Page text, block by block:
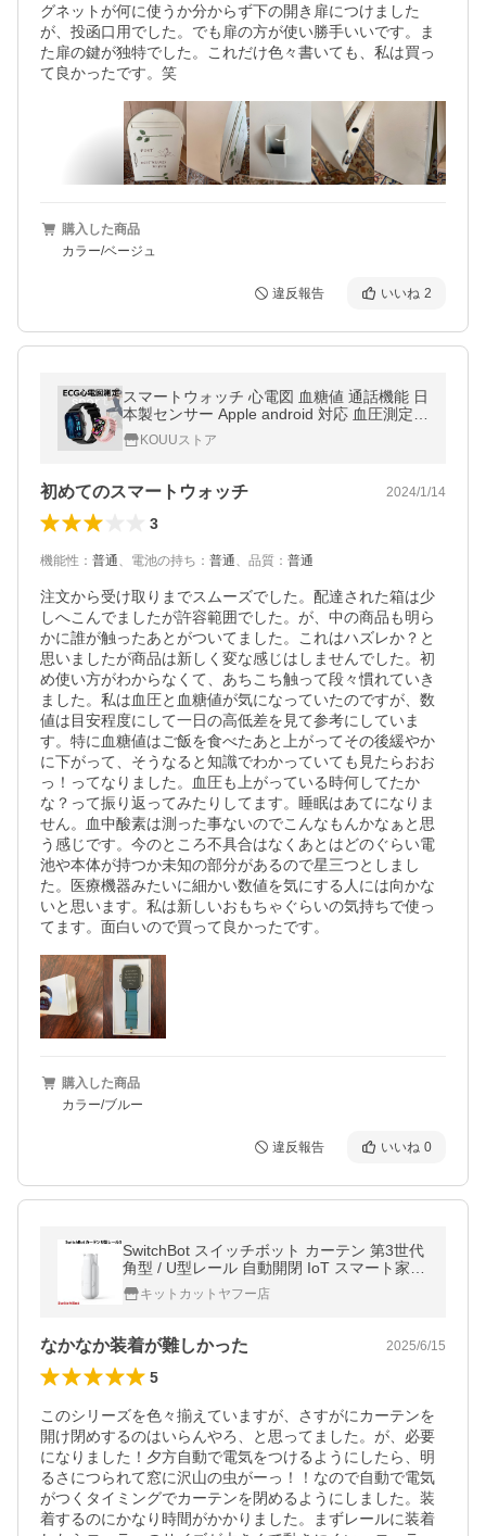
グネットが何に使うか分からず下の開き扉につけました
が、投函口用でした。でも扉の方が使い勝手いいです。ま
た扉の鍵が独特でした。これだけ色々書いても、私は買っ
購入した商品
カラー/ベージュ
違反報告 いいね 2
スマートウォッチ 心電図 血糖値 通話機能 日
本製センサー Apple android 対応 血圧測定
心拍数 血中酸素 日本語 メンズ レディース
KOUUストア
初めてのスマートウォッチ 2024/1/14
3
機能性 ： 普通、 電池の持ち ： 普通、 品質 ： 普通
注文から受け取りまでスムーズでした。配達された箱は少
しへこんでましたが許容範囲でした。が、中の商品も明ら
かに誰が触ったあとがついてました。これはハズレか？と
思いましたが商品は新しく変な感じはしませんでした。初
め使い方がわからなくて、あちこち触って段々慣れていき
ました。私は血圧と血糖値が気になっていたのですが、数
値は目安程度にして一日の高低差を見て参考にしていま
す。特に血糖値はご飯を食べたあと上がってその後緩やか
に下がって、そうなると知識でわかっていても見たらおお
っ！ってなりました。血圧も上がっている時何してたか
な？って振り返ってみたりしてます。睡眠はあてになりま
せん。血中酸素は測った事ないのでこんなもんかなぁと思
う感じです。今のところ不具合はなくあとはどのぐらい電
池や本体が持つか未知の部分があるので星三つとしまし
た。医療機器みたいに細かい数値を気にする人には向かな
いと思います。私は新しいおもちゃぐらいの気持ちで使っ
てます。面白いので買って良かったです。
購入した商品
カラー/ブルー
違反報告 いいね 0
SwitchBot スイッチボット カーテン 第3世代
角型 / U型レール 自動開閉 IoT スマート家電
ホワイト W2400001
キットカットヤフー店
なかなか装着が難しかった 2025/6/15
5
このシリーズを色々揃えていますが、さすがにカーテンを
開け閉めするのはいらんやろ、と思ってました。が、必要
になりました！夕方自動で電気をつけるようにしたら、明
るさにつられて窓に沢山の虫がーっ！！なので自動で電気
がつくタイミングでカーテンを閉めるようにしました。装
着するのにかなり時間がかかりました。まずレールに装着